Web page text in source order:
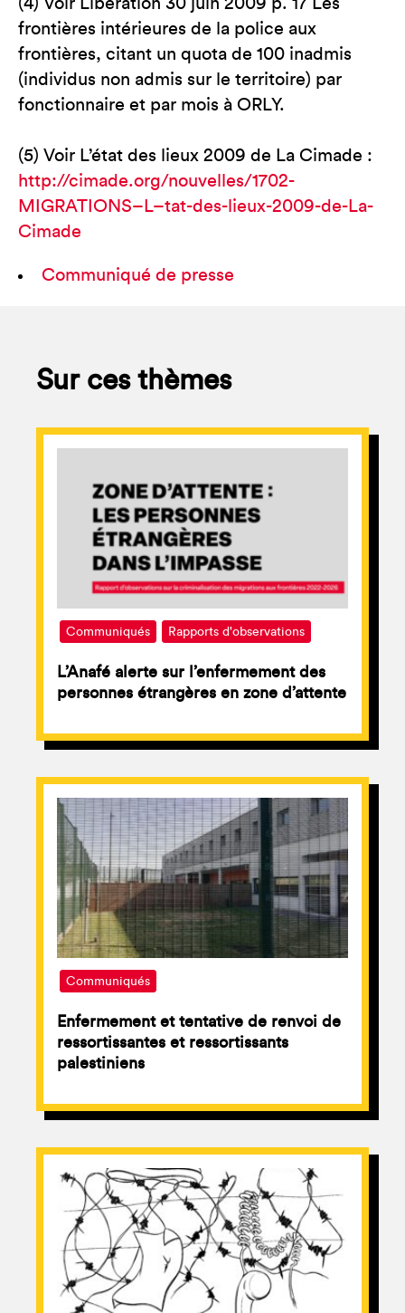
(4) Voir Libération 30 juin 2009 p. 17 Les
frontières intérieures de la police aux
frontières, citant un quota de 100 inadmis
(individus non admis sur le territoire) par
fonctionnaire et par mois à ORLY.
(5) Voir L’état des lieux 2009 de La Cimade :
http://cimade.org/nouvelles/1702-
MIGRATIONS–L–tat-des-lieux-2009-de-La-
Cimade
Communiqué de presse
Sur ces thèmes
Communiqués Rapports d'observations
L’Anafé alerte sur l’enfermement des
personnes étrangères en zone d’attente
Communiqués
Enfermement et tentative de renvoi de
ressortissantes et ressortissants
palestiniens